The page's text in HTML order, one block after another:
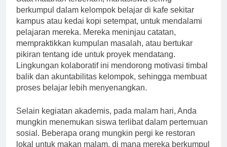
berkumpul dalam kelompok belajar di kafe sekitar
kampus atau kedai kopi setempat, untuk mendalami
pelajaran mereka. Mereka meninjau catatan,
mempraktikkan kumpulan masalah, atau bertukar
pikiran tentang ide untuk proyek mendatang.
Lingkungan kolaboratif ini mendorong motivasi timbal
balik dan akuntabilitas kelompok, sehingga membuat
proses belajar lebih menyenangkan.
Selain kegiatan akademis, pada malam hari, Anda
mungkin menemukan siswa terlibat dalam pertemuan
sosial. Beberapa orang mungkin pergi ke restoran
lokal untuk makan malam, di mana mereka berkumpul